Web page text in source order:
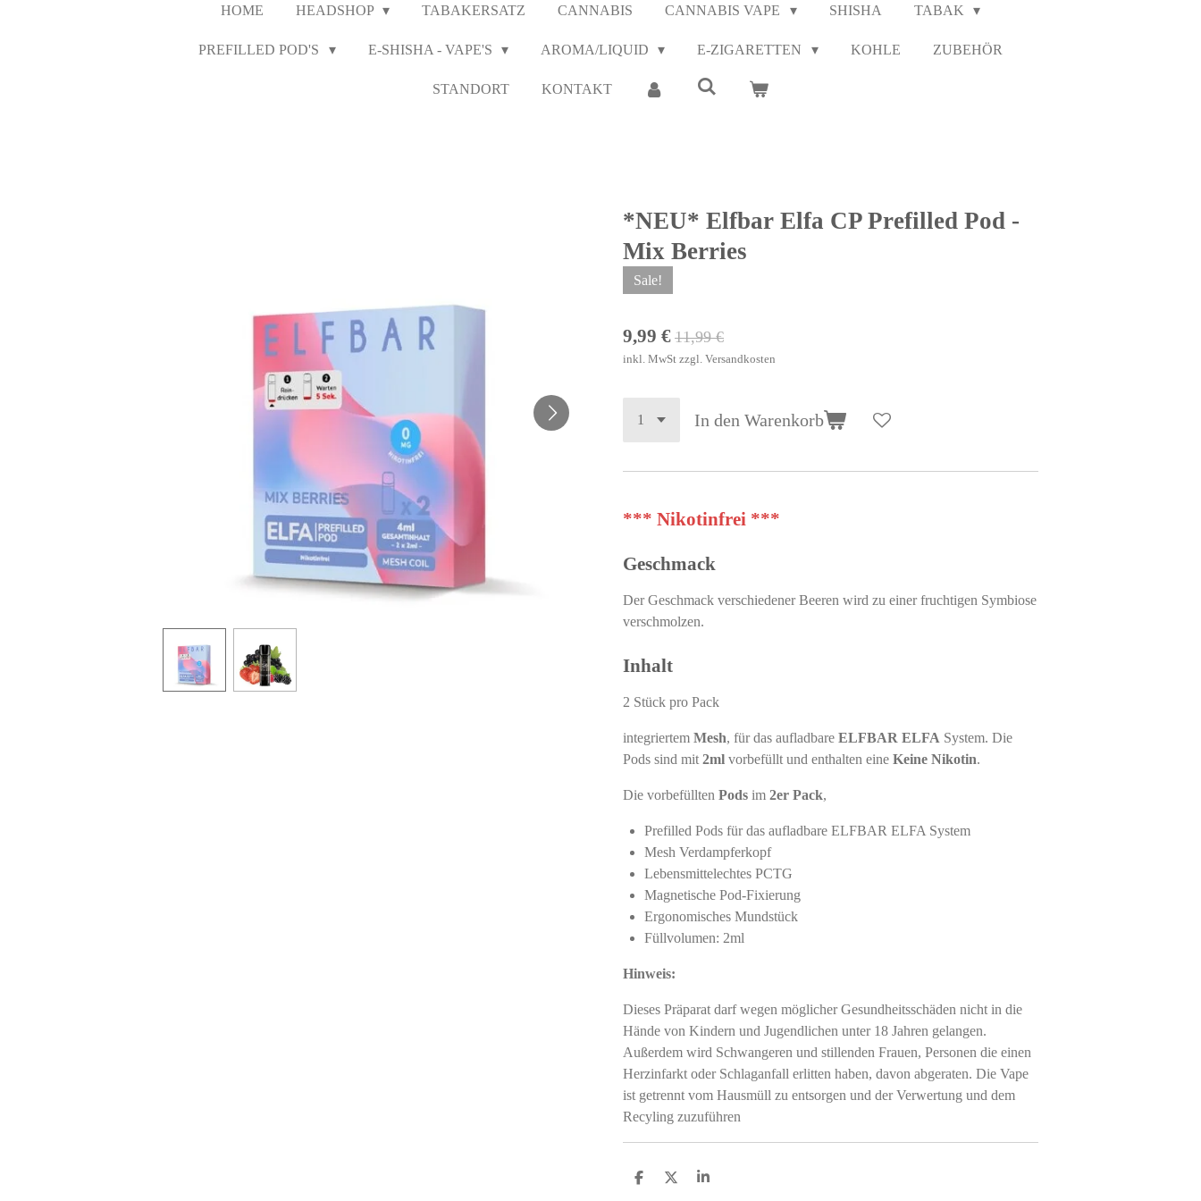
HOME HEADSHOP TABAKERSATZ CANNABIS CANNABIS VAPE SHISHA TABAK
PREFILLED POD'S E-SHISHA - VAPE'S AROMA/LIQUID E-ZIGARETTEN KOHLE ZUBEHÖR
STANDORT KONTAKT
*NEU* Elfbar Elfa CP Prefilled Pod -
Mix Berries
Sale!
9,99 € 11,99 €
inkl. MwSt zzgl. Versandkosten
In den Warenkorb
*** Nikotinfrei ***
Geschmack
Der Geschmack verschiedener Beeren wird zu einer fruchtigen Symbiose
verschmolzen.
Inhalt
2 Stück pro Pack
integriertem Mesh, für das aufladbare ELFBAR ELFA System. Die
Pods sind mit 2ml vorbefüllt und enthalten eine Keine Nikotin.
Die vorbefüllten Pods im 2er Pack,
Prefilled Pods für das aufladbare ELFBAR ELFA System
Mesh Verdampferkopf
Lebensmittelechtes PCTG
Magnetische Pod-Fixierung
Ergonomisches Mundstück
Füllvolumen: 2ml
Hinweis:
Dieses Präparat darf wegen möglicher Gesundheitsschäden nicht in die
Hände von Kindern und Jugendlichen unter 18 Jahren gelangen.
Außerdem wird Schwangeren und stillenden Frauen, Personen die einen
Herzinfarkt oder Schlaganfall erlitten haben, davon abgeraten. Die Vape
ist getrennt vom Hausmüll zu entsorgen und der Verwertung und dem
Recyling zuzuführen
T
T
T